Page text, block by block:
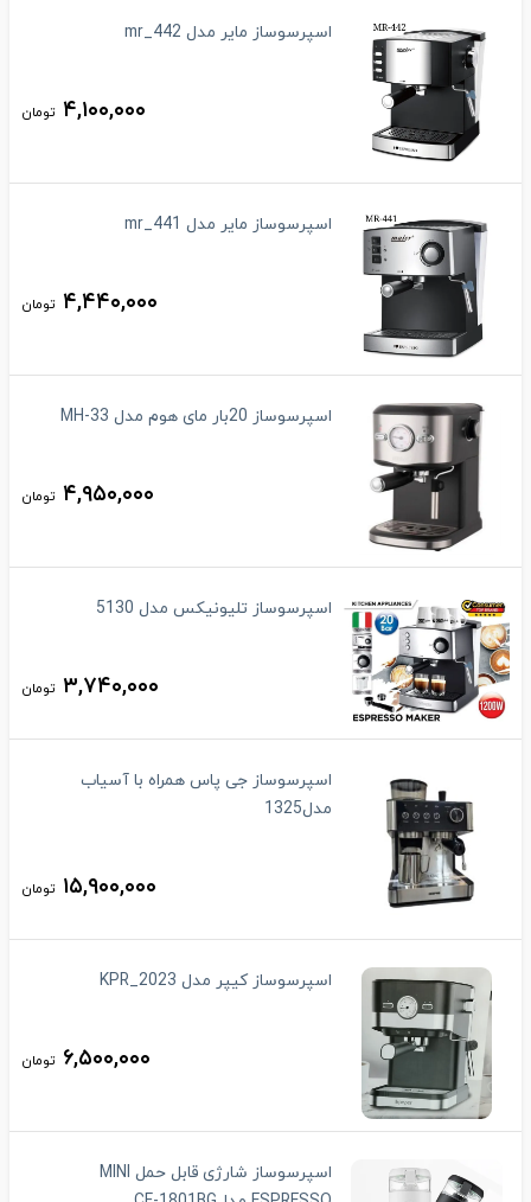
اسپرسوساز مایر مدل mr_442
۴,۱۰۰,۰۰۰ تومان
اسپرسوساز مایر مدل mr_441
۴,۴۴۰,۰۰۰ تومان
اسپرسوساز 20بار مای هوم مدل MH-33
۴,۹۵۰,۰۰۰ تومان
اسپرسوساز تلیونیکس مدل 5130
۳,۷۴۰,۰۰۰ تومان
اسپرسوساز جی پاس همراه با آسیاب
مدل1325
۱۵,۹۰۰,۰۰۰ تومان
اسپرسوساز کیپر مدل KPR_2023
۶,۵۰۰,۰۰۰ تومان
اسپرسوساز شارژی قابل حمل MINI